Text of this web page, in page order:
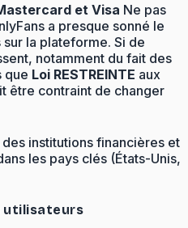
et Visa Ne pas
a presque sonné le
la plateforme. Si de
notamment du fait des
que Loi RESTREINTE aux
être contraint de changer
institutions financières et
les pays clés (États-Unis,
utilisateurs